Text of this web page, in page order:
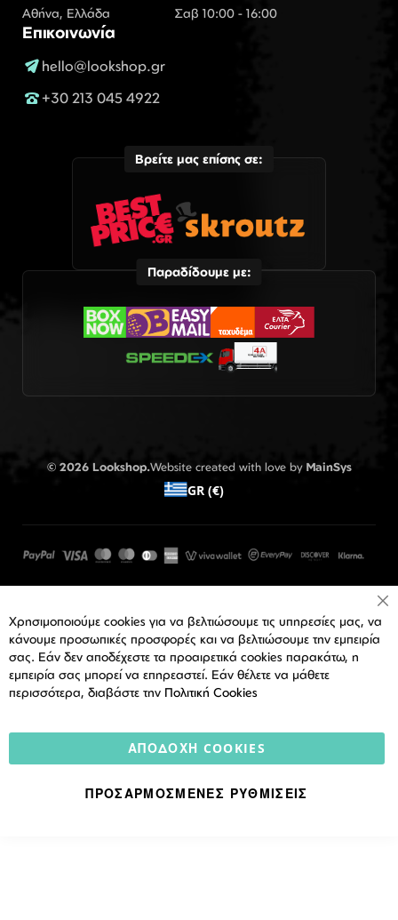
Αθήνα, Ελλάδα
Σαβ 10:00 - 16:00
Επικοινωνία
hello@lookshop.gr
+30 213 045 4922
Βρείτε μας επίσης σε:
Παραδίδουμε με:
© 2026 Lookshop.Website created with love by MainSys
GR (€)
Χρησιμοποιούμε cookies για να βελτιώσουμε τις υπηρεσίες μας, να
κάνουμε προσωπικές προσφορές και να βελτιώσουμε την εμπειρία
σας. Εάν δεν αποδέχεστε τα προαιρετικά cookies παρακάτω, η
εμπειρία σας μπορεί να επηρεαστεί. Εάν θέλετε να μάθετε
περισσότερα, διαβάστε την Πολιτική Cookies
ΑΠΟΔΟΧΉ COOKIES
ΠΡΟΣΑΡΜΟΣΜΈΝΕΣ ΡΥΘΜΊΣΕΙΣ